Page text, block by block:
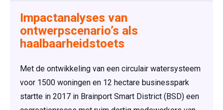
Impactanalyses van
ontwerpscenario’s als
haalbaarheidstoets
Met de ontwikkeling van een circulair watersysteem
voor 1500 woningen en 12 hectare businesspark
startte in 2017 in Brainport Smart District (BSD) een